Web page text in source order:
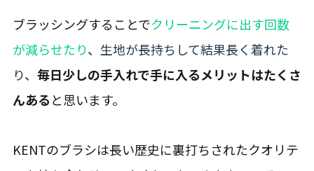
ブラッシングすることでクリーニングに出す回数
が減らせたり、 生地が長持ちして結果長く着れた
り、 毎日少しの手入れで手に入るメリットはたくさ
んあると思います。
KENTのブラシは長い歴史に裏打ちされたクオリテ